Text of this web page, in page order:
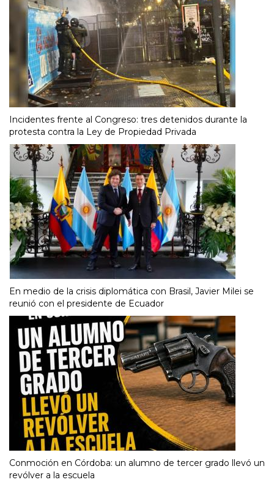
Incidentes frente al Congreso: tres detenidos durante la
protesta contra la Ley de Propiedad Privada
En medio de la crisis diplomática con Brasil, Javier Milei se
reunió con el presidente de Ecuador
Conmoción en Córdoba: un alumno de tercer grado llevó un
revólver a la escuela